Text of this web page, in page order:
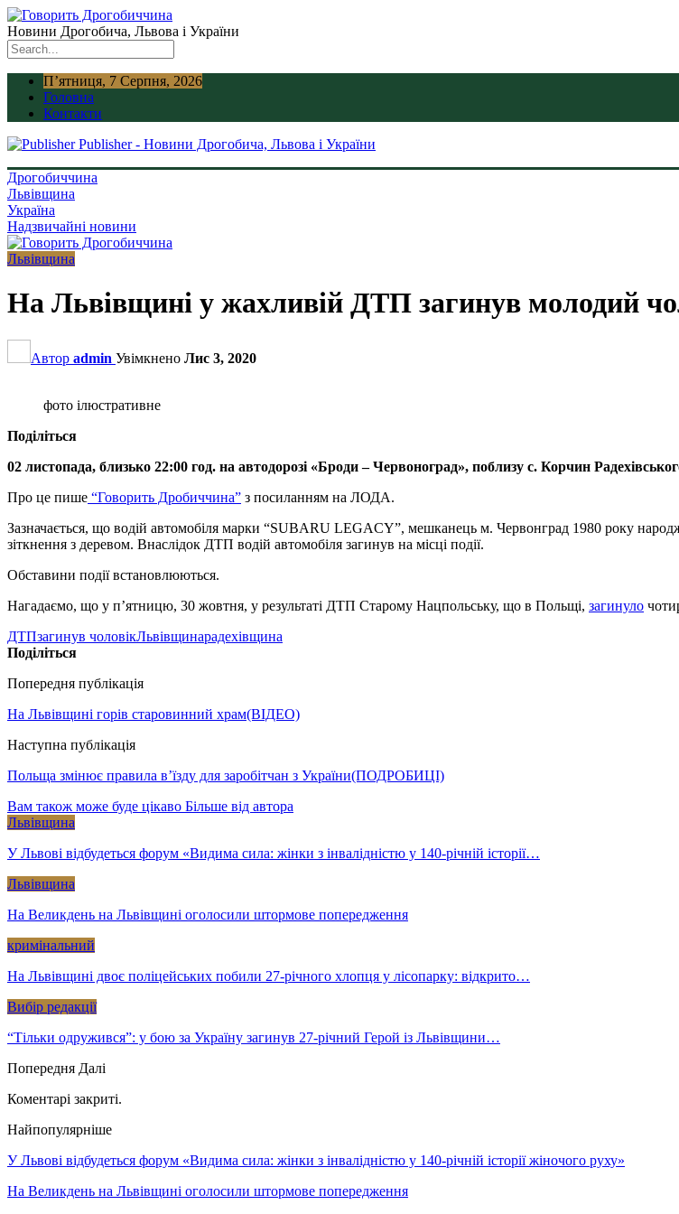
Новини Дрогобича, Львова і України
П’ятниця, 7 Серпня, 2026
Головна
Контакти
Publisher - Новини Дрогобича, Львова і України
Дрогобиччина
Львівщина
Україна
Надзвичайні новини
Львівщина
На Львівщині у жахливій ДТП загинув молодий
Автор admin Увімкнено Лис 3, 2020
фото ілюстративне
Поділіться
02 листопада, близько 22:00 год. на автодорозі «Броди – Червоноград», поблизу с. Корчин
Про це пише “Говорить Дробиччина” з посиланням на ЛОДА.
Зазначається, що водій автомобіля марки “SUBARU LEGACY”, мешканець м. Червонград 1980 року
зіткнення з деревом. Внаслідок ДТП водій автомобіля загинув на місці події.
Обставини події встановлюються.
Нагадаємо, що у п’ятницю, 30 жовтня, у результаті ДТП Старому Нацпольську, що в Польщі, загинуло
ДТПзагинув чоловікЛьвівщинарадехівщина
Поділіться
Попередня публікація
На Львівщині горів старовинний храм(ВІДЕО)
Наступна публікація
Польща змінює правила в’їзду для заробітчан з України(ПОДРОБИЦІ)
Вам також може буде цікаво Більше від автора
Львівщина
У Львові відбудеться форум «Видима сила: жінки з інвалідністю у 140-річній історії…
Львівщина
На Великдень на Львівщині оголосили штормове попередження
кримінальний
На Львівщині двоє поліцейських побили 27-річного хлопця у лісопарку: відкрито…
Вибір редакції
“Тільки одружився”: у бою за Україну загинув 27-річний Герой із Львівщини…
Попередня Далі
Коментарі закриті.
Найпопулярніше
У Львові відбудеться форум «Видима сила: жінки з інвалідністю у 140-річній історії жіночого руху»
На Великдень на Львівщині оголосили штормове попередження